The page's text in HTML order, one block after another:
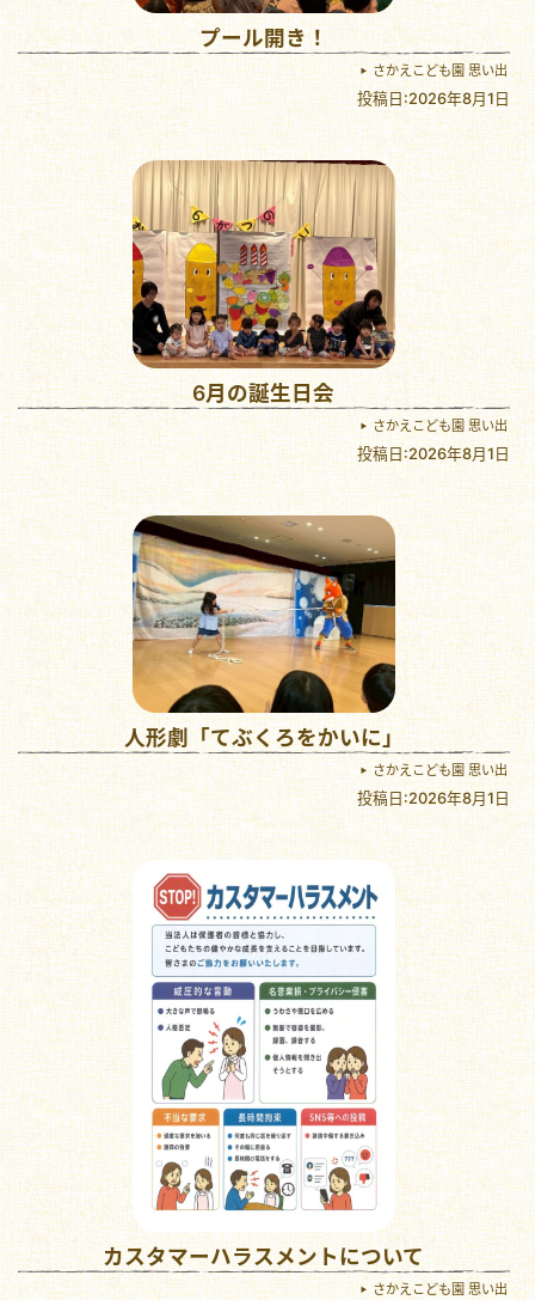
プール開き！
さかえこども園 思い出
投稿日:2026年8月1日
6月の誕生日会
さかえこども園 思い出
投稿日:2026年8月1日
人形劇「てぶくろをかいに」
さかえこども園 思い出
投稿日:2026年8月1日
カスタマーハラスメントについて
さかえこども園 思い出